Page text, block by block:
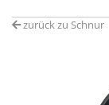
zurück zu Schnur